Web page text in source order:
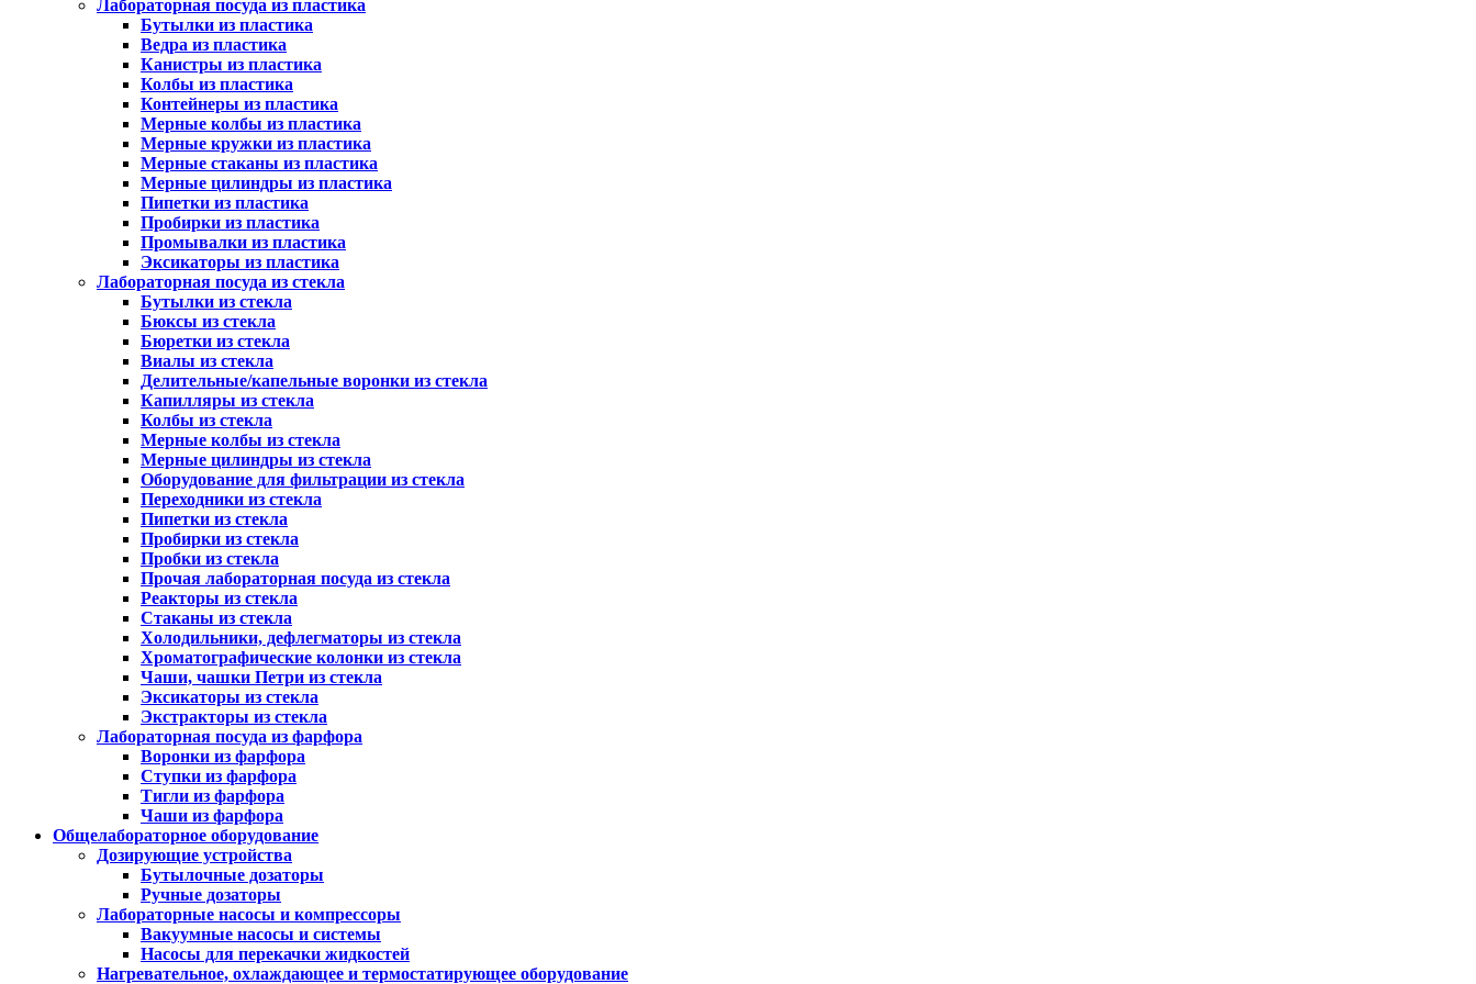
Лабораторная посуда из пластика
Бутылки из пластика
Ведра из пластика
Канистры из пластика
Колбы из пластика
Контейнеры из пластика
Мерные колбы из пластика
Мерные кружки из пластика
Мерные стаканы из пластика
Мерные цилиндры из пластика
Пипетки из пластика
Пробирки из пластика
Промывалки из пластика
Эксикаторы из пластика
Лабораторная посуда из стекла
Бутылки из стекла
Бюксы из стекла
Бюретки из стекла
Виалы из стекла
Делительные/капельные воронки из стекла
Капилляры из стекла
Колбы из стекла
Мерные колбы из стекла
Мерные цилиндры из стекла
Оборудование для фильтрации из стекла
Переходники из стекла
Пипетки из стекла
Пробирки из стекла
Пробки из стекла
Прочая лабораторная посуда из стекла
Реакторы из стекла
Стаканы из стекла
Холодильники, дефлегматоры из стекла
Хроматографические колонки из стекла
Чаши, чашки Петри из стекла
Эксикаторы из стекла
Экстракторы из стекла
Лабораторная посуда из фарфора
Воронки из фарфора
Ступки из фарфора
Тигли из фарфора
Чаши из фарфора
Общелабораторное оборудование
Дозирующие устройства
Бутылочные дозаторы
Ручные дозаторы
Лабораторные насосы и компрессоры
Вакуумные насосы и системы
Насосы для перекачки жидкостей
Нагревательное, охлаждающее и термостатирующее оборудование